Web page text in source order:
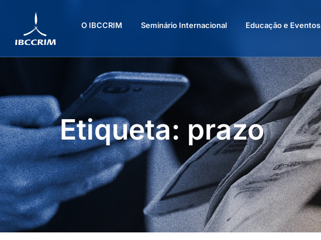
O IBCCRIM Seminário Internacional Educação e Eventos
Etiqueta: prazo